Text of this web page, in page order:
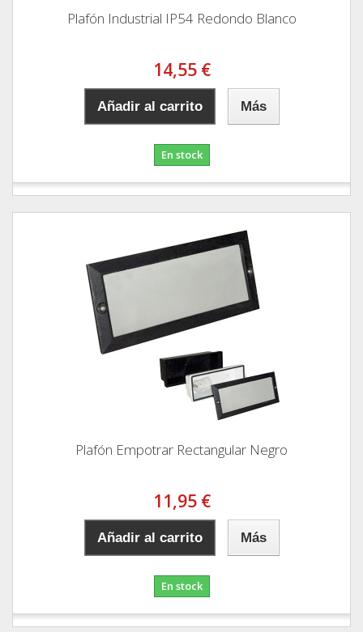
Plafón Industrial IP54 Redondo Blanco
14,55 €
Añadir al carrito Más
En stock
Plafón Empotrar Rectangular Negro
11,95 €
Añadir al carrito Más
En stock